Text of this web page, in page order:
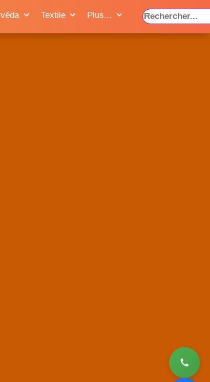
Textile Plus...